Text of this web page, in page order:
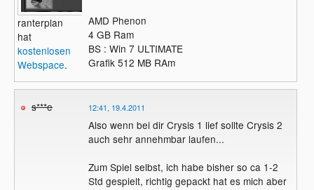
ranterplan
hat
kostenlosen
Webspace.
AMD Phenon
4 GB Ram
BS : Win 7 ULTIMATE
Grafik 512 MB RAm
s***e 12:41, 19.4.2011
Also wenn bei dir Crysis 1 lief sollte Crysis 2
auch sehr annehmbar laufen...
Zum Spiel selbst, ich habe bisher so ca 1-2
Std gespielt, richtig gepackt hat es mich aber